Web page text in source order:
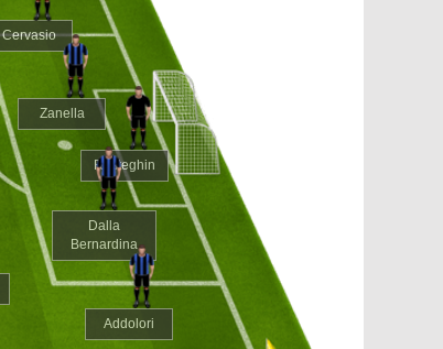
Rosteghin
Cervasio
Zanella
Dalla
Bernardina
Addolori